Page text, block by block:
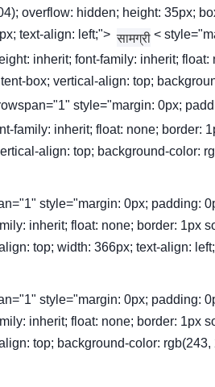
overflow: hidden; height: 35px;
text-align: left;">सामग्री <
inherit; font-family: inherit;
box; vertical-align: top;
style="margin: 0px;
family: inherit; float: none; border:
align: top; background-color:
style="margin: 0px; padding:
inherit; float: none; border: 1px
top; width: 366px; text-align:
style="margin: 0px; padding:
inherit; float: none; border: 1px
top; background-color: